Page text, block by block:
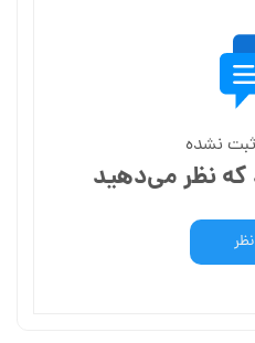
نشده
که نظر می‌دهید